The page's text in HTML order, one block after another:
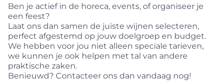
Ben je actief in de horeca, events, of organiseer je
een feest?
Laat ons dan samen de juiste wijnen selecteren,
perfect afgestemd op jouw doelgroep en budget.
We hebben voor jou niet alleen speciale tarieven,
we kunnen je ook helpen met tal van andere
praktische zaken.
Benieuwd? Contacteer ons dan vandaag nog!